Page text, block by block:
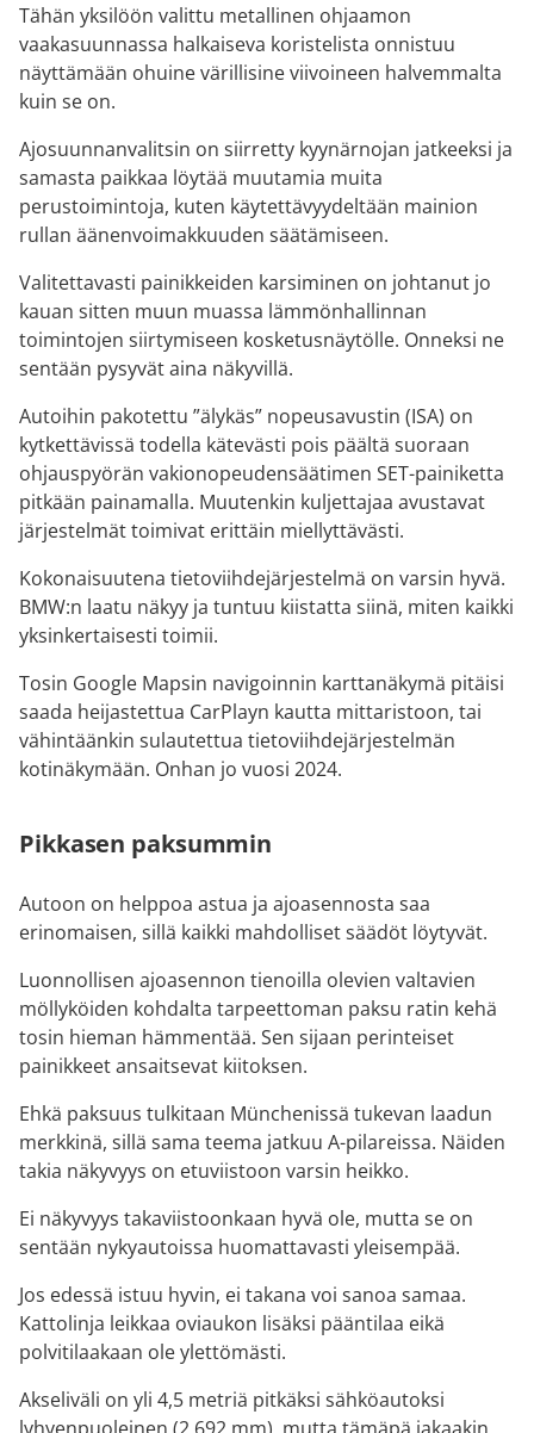
Tähän yksilöön valittu metallinen ohjaamon
vaakasuunnassa halkaiseva koristelista onnistuu
näyttämään ohuine värillisine viivoineen halvemmalta
kuin se on.
Ajosuunnanvalitsin on siirretty kyynärnojan jatkeeksi ja
samasta paikkaa löytää muutamia muita
perustoimintoja, kuten käytettävyydeltään mainion
rullan äänenvoimakkuuden säätämiseen.
Valitettavasti painikkeiden karsiminen on johtanut jo
kauan sitten muun muassa lämmönhallinnan
toimintojen siirtymiseen kosketusnäytölle. Onneksi ne
sentään pysyvät aina näkyvillä.
Autoihin pakotettu ”älykäs” nopeusavustin (ISA) on
kytkettävissä todella kätevästi pois päältä suoraan
ohjauspyörän vakionopeudensäätimen SET-painiketta
pitkään painamalla. Muutenkin kuljettajaa avustavat
järjestelmät toimivat erittäin miellyttävästi.
Kokonaisuutena tietoviihdejärjestelmä on varsin hyvä.
BMW:n laatu näkyy ja tuntuu kiistatta siinä, miten kaikki
yksinkertaisesti toimii.
Tosin Google Mapsin navigoinnin karttanäkymä pitäisi
saada heijastettua CarPlayn kautta mittaristoon, tai
vähintäänkin sulautettua tietoviihdejärjestelmän
kotinäkymään. Onhan jo vuosi 2024.
Pikkasen paksummin
Autoon on helppoa astua ja ajoasennosta saa
erinomaisen, sillä kaikki mahdolliset säädöt löytyvät.
Luonnollisen ajoasennon tienoilla olevien valtavien
möllyköiden kohdalta tarpeettoman paksu ratin kehä
tosin hieman hämmentää. Sen sijaan perinteiset
painikkeet ansaitsevat kiitoksen.
Ehkä paksuus tulkitaan Münchenissä tukevan laadun
merkkinä, sillä sama teema jatkuu A-pilareissa. Näiden
takia näkyvyys on etuviistoon varsin heikko.
Ei näkyvyys takaviistoonkaan hyvä ole, mutta se on
sentään nykyautoissa huomattavasti yleisempää.
Jos edessä istuu hyvin, ei takana voi sanoa samaa.
Kattolinja leikkaa oviaukon lisäksi pääntilaa eikä
polvitilaakaan ole ylettömästi.
Akseliväli on yli 4,5 metriä pitkäksi sähköautoksi